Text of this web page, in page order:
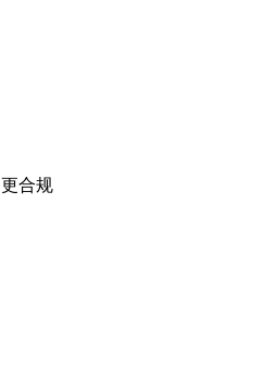
合规